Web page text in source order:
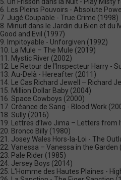
5. Un Frisson dans la Nuit - Play Misty
6. Les Pleins Pouvoirs - Absolute
7. Jugé Coupable - True Crime (1998)
8. Minuit dans le Jardin du Bien et du
Good and Evil (1997)
9. Impitoyable - Unforgiven (1992)
10. La Mule – The Mule (2019)
11. Mystic River (2002)
12. Le Retour de l'Inspecteur Harry -
13. Au-Delà - Hereafter (2011)
14. Le Cas Richard Jewell – Richard
15. Million Dollar Baby (2004)
16. Space Cowboys (2000)
17. Créance de Sang - Blood Work
18. Sully (2016)
19. Lettres d’Iwo Jima – Letters from
20. Bronco Billy (1980)
21. Josey Wales Hors-la-Loi - The
22. Vanessa – Vanessa in the Garden
23. Pale Rider (1985)
24. Jersey Boys (2014)
25. L'Homme des Hautes Plaines -